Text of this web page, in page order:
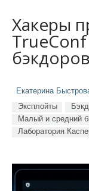
Хакеры
TrueConf
бэкдоров
Екатерина
Эксплойты
Малый и средний
Лаборатория